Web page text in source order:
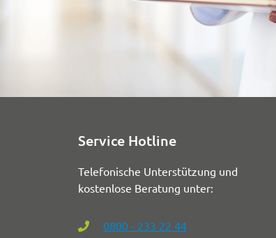
Service Hotline
Telefonische Unterstützung und
kostenlose Beratung unter:
0800 - 233 22 44